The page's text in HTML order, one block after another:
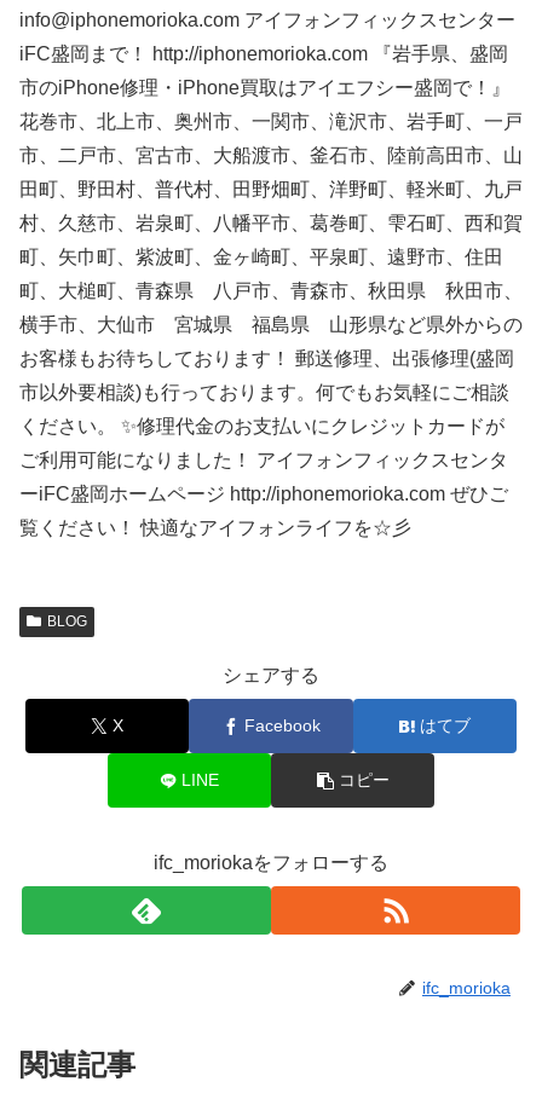
info@iphonemorioka.com アイフォンフィックスセンター
iFC盛岡まで！ http://iphonemorioka.com 『岩手県、盛岡
市のiPhone修理・iPhone買取はアイエフシー盛岡で！』
花巻市、北上市、奥州市、一関市、滝沢市、岩手町、一戸
市、二戸市、宮古市、大船渡市、釜石市、陸前高田市、山
田町、野田村、普代村、田野畑町、洋野町、軽米町、九戸
村、久慈市、岩泉町、八幡平市、葛巻町、雫石町、西和賀
町、矢巾町、紫波町、金ヶ崎町、平泉町、遠野市、住田
町、大槌町、青森県 八戸市、青森市、秋田県 秋田市、
横手市、大仙市 宮城県 福島県 山形県など県外からの
お客様もお待ちしております！ 郵送修理、出張修理(盛岡
市以外要相談)も行っております。何でもお気軽にご相談
ください。 ✨修理代金のお支払いにクレジットカードが
ご利用可能になりました！ アイフォンフィックスセンタ
ーiFC盛岡ホームページ http://iphonemorioka.com ぜひご
覧ください！ 快適なアイフォンライフを☆彡
BLOG
シェアする
X Facebook はてブ
LINE コピー
ifc_moriokaをフォローする
ifc_morioka
関連記事